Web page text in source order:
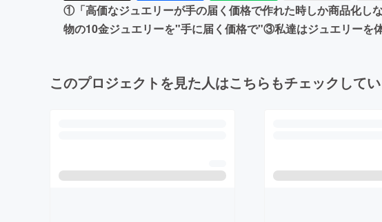
①「高価なジュエリーが手の届く価格で作れた時しか商品化し
物の10金ジュエリーを"手に届く価格で"③私達はジュエリーを
このプロジェクトを見た人はこちらもチェックして